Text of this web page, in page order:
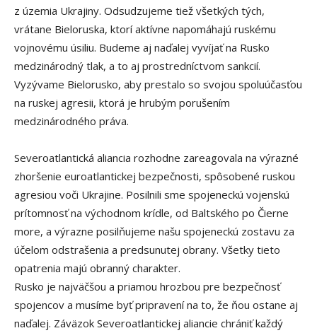
z územia Ukrajiny. Odsudzujeme tiež všetkých tých,
vrátane Bieloruska, ktorí aktívne napomáhajú ruskému
vojnovému úsiliu. Budeme aj naďalej vyvíjať na Rusko
medzinárodný tlak, a to aj prostredníctvom sankcií.
Vyzývame Bielorusko, aby prestalo so svojou spoluúčasťou
na ruskej agresii, ktorá je hrubým porušením
medzinárodného práva.
Severoatlantická aliancia rozhodne zareagovala na výrazné
zhoršenie euroatlantickej bezpečnosti, spôsobené ruskou
agresiou voči Ukrajine. Posilnili sme spojeneckú vojenskú
prítomnosť na východnom krídle, od Baltského po Čierne
more, a výrazne posilňujeme našu spojeneckú zostavu za
účelom odstrašenia a predsunutej obrany. Všetky tieto
opatrenia majú obranný charakter.
Rusko je najväčšou a priamou hrozbou pre bezpečnosť
spojencov a musíme byť pripravení na to, že ňou ostane aj
naďalej. Záväzok Severoatlantickej aliancie chrániť každý